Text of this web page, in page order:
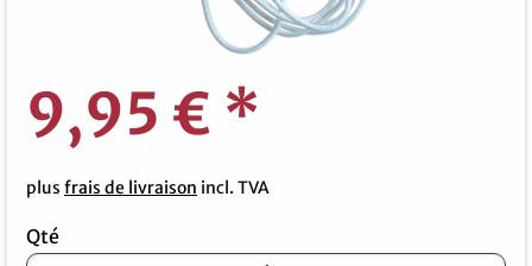
9,95 € *
plus frais de livraison incl. TVA
Qté